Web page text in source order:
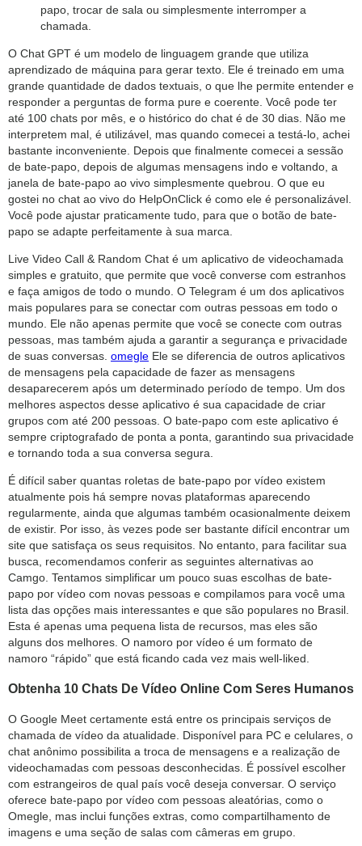
papo, trocar de sala ou simplesmente interromper a
chamada.
O Chat GPT é um modelo de linguagem grande que utiliza
aprendizado de máquina para gerar texto. Ele é treinado em uma
grande quantidade de dados textuais, o que lhe permite entender e
responder a perguntas de forma pure e coerente. Você pode ter
até 100 chats por mês, e o histórico do chat é de 30 dias. Não me
interpretem mal, é utilizável, mas quando comecei a testá-lo, achei
bastante inconveniente. Depois que finalmente comecei a sessão
de bate-papo, depois de algumas mensagens indo e voltando, a
janela de bate-papo ao vivo simplesmente quebrou. O que eu
gostei no chat ao vivo do HelpOnClick é como ele é personalizável.
Você pode ajustar praticamente tudo, para que o botão de bate-
papo se adapte perfeitamente à sua marca.
Live Video Call & Random Chat é um aplicativo de videochamada
simples e gratuito, que permite que você converse com estranhos
e faça amigos de todo o mundo. O Telegram é um dos aplicativos
mais populares para se conectar com outras pessoas em todo o
mundo. Ele não apenas permite que você se conecte com outras
pessoas, mas também ajuda a garantir a segurança e privacidade
de suas conversas. omegle Ele se diferencia de outros aplicativos
de mensagens pela capacidade de fazer as mensagens
desaparecerem após um determinado período de tempo. Um dos
melhores aspectos desse aplicativo é sua capacidade de criar
grupos com até 200 pessoas. O bate-papo com este aplicativo é
sempre criptografado de ponta a ponta, garantindo sua privacidade
e tornando toda a sua conversa segura.
É difícil saber quantas roletas de bate-papo por vídeo existem
atualmente pois há sempre novas plataformas aparecendo
regularmente, ainda que algumas também ocasionalmente deixem
de existir. Por isso, às vezes pode ser bastante difícil encontrar um
site que satisfaça os seus requisitos. No entanto, para facilitar sua
busca, recomendamos conferir as seguintes alternativas ao
Camgo. Tentamos simplificar um pouco suas escolhas de bate-
papo por vídeo com novas pessoas e compilamos para você uma
lista das opções mais interessantes e que são populares no Brasil.
Esta é apenas uma pequena lista de recursos, mas eles são
alguns dos melhores. O namoro por vídeo é um formato de
namoro “rápido” que está ficando cada vez mais well-liked.
Obtenha 10 Chats De Vídeo Online Com Seres Humanos
O Google Meet certamente está entre os principais serviços de
chamada de vídeo da atualidade. Disponível para PC e celulares, o
chat anônimo possibilita a troca de mensagens e a realização de
videochamadas com pessoas desconhecidas. É possível escolher
com estrangeiros de qual país você deseja conversar. O serviço
oferece bate-papo por vídeo com pessoas aleatórias, como o
Omegle, mas inclui funções extras, como compartilhamento de
imagens e uma seção de salas com câmeras em grupo.